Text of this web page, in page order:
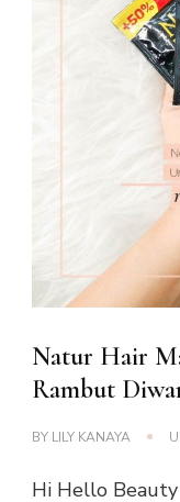
Natur Hair
Rambut
BY LILY KANAYA
Hi Hello Beauty